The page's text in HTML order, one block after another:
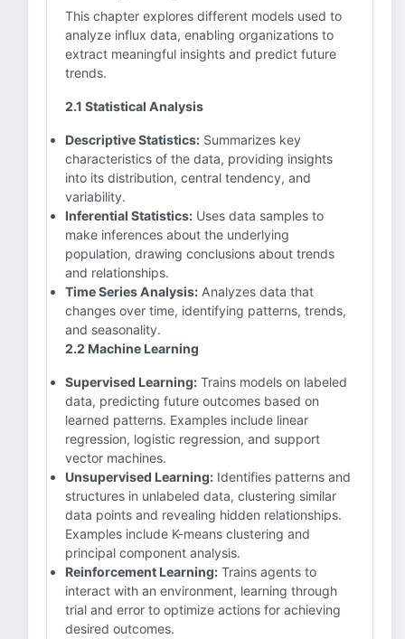
This chapter explores different models used to
analyze influx data, enabling organizations to
extract meaningful insights and predict future
trends.
2.1 Statistical Analysis
Descriptive Statistics: Summarizes key
characteristics of the data, providing insights
into its distribution, central tendency, and
variability.
Inferential Statistics: Uses data samples to
make inferences about the underlying
population, drawing conclusions about trends
and relationships.
Time Series Analysis: Analyzes data that
changes over time, identifying patterns, trends,
and seasonality.
2.2 Machine Learning
Supervised Learning: Trains models on labeled
data, predicting future outcomes based on
learned patterns. Examples include linear
regression, logistic regression, and support
vector machines.
Unsupervised Learning: Identifies patterns and
structures in unlabeled data, clustering similar
data points and revealing hidden relationships.
Examples include K-means clustering and
principal component analysis.
Reinforcement Learning: Trains agents to
interact with an environment, learning through
trial and error to optimize actions for achieving
desired outcomes.